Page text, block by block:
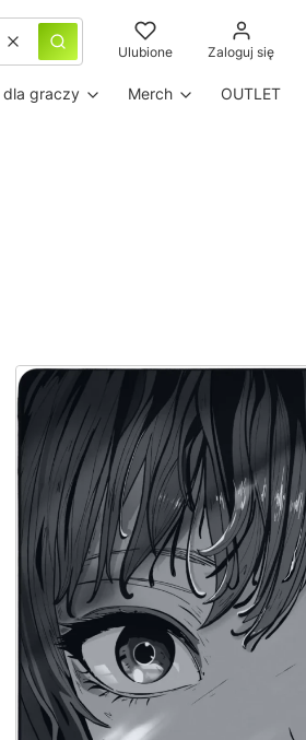
WyczyśćSzukaj Ulubione Zaloguj się
dla graczy Merch OUTLET